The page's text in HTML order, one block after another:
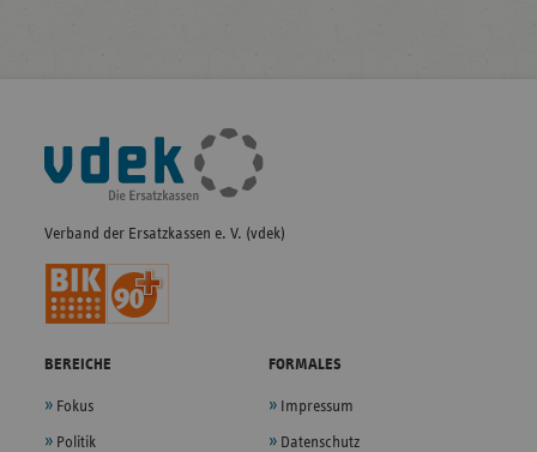
Fußleisten-
Navigation
Verband der Ersatzkassen e. V. (vdek)
BEREICHE
Fokus
Politik
FORMALES
Impressum
Datenschutz